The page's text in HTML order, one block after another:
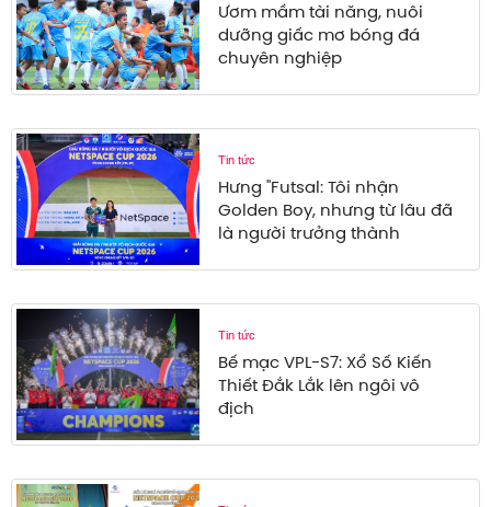
Ươm mầm tài năng, nuôi
dưỡng giấc mơ bóng đá
chuyên nghiệp
Tin tức
Hưng "Futsal: Tôi nhận
Golden Boy, nhưng từ lâu đã
là người trưởng thành
Tin tức
Bế mạc VPL-S7: Xổ Số Kiến
Thiết Đắk Lắk lên ngôi vô
địch